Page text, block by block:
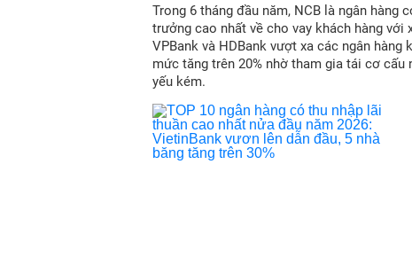
Trong 6 tháng đầu năm, NCB là ngân hàng
trưởng cao nhất về cho vay khách hàng với
VPBank và HDBank vượt xa các ngân hàng
mức tăng trên 20% nhờ tham gia tái cơ cấu
yếu kém.